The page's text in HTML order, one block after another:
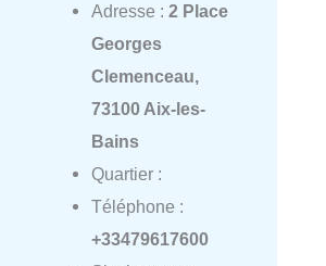
Adresse : 2 Place
Georges
Clemenceau,
73100 Aix-les-
Bains
Quartier :
Téléphone :
+33479617600